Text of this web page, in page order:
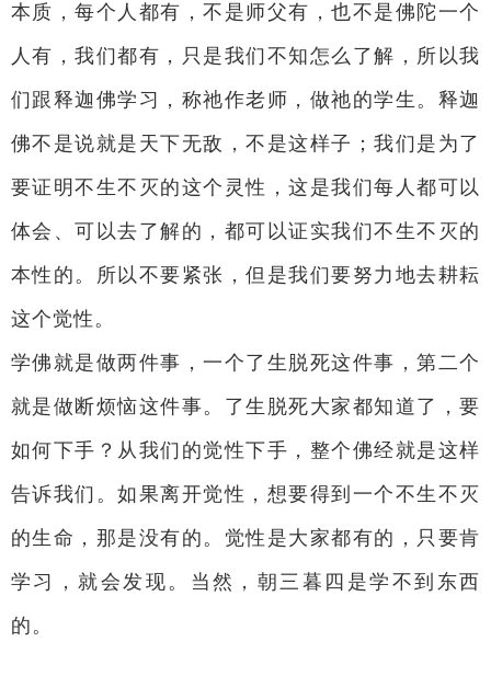
本质，每个人都有，不是师父有，也不是佛陀一个
人有，我们都有，只是我们不知怎么了解，所以我
们跟释迦佛学习，称祂作老师，做祂的学生。释迦
佛不是说就是天下无敌，不是这样子；我们是为了
要证明不生不灭的这个灵性，这是我们每人都可以
体会、可以去了解的，都可以证实我们不生不灭的
本性的。所以不要紧张，但是我们要努力地去耕耘
这个觉性。
学佛就是做两件事，一个了生脱死这件事，第二个
就是做断烦恼这件事。了生脱死大家都知道了，要
如何下手？从我们的觉性下手，整个佛经就是这样
告诉我们。如果离开觉性，想要得到一个不生不灭
的生命，那是没有的。觉性是大家都有的，只要肯
学习，就会发现。当然，朝三暮四是学不到东西
的。